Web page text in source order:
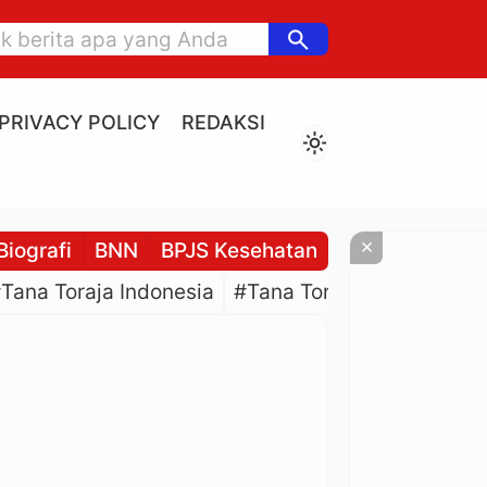
search
PRIVACY POLICY
REDAKSI
light_mode
BNN BPJS Kesehatan BPJS
Toraja Indonesia #Tana Toraja Culture
×